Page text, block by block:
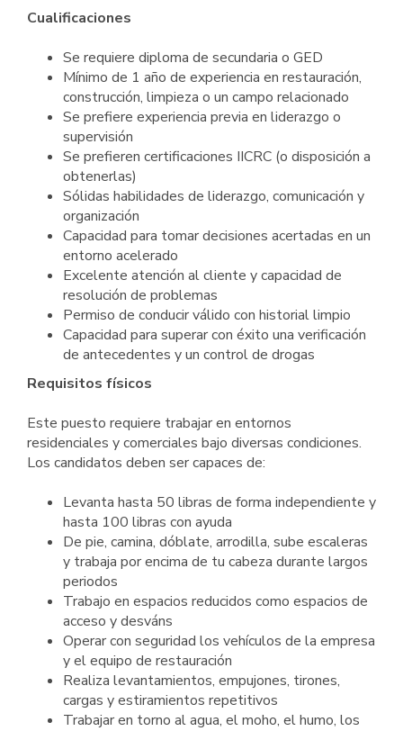
Cualificaciones
Se requiere diploma de secundaria o GED
Mínimo de 1 año de experiencia en restauración,
construcción, limpieza o un campo relacionado
Se prefiere experiencia previa en liderazgo o
supervisión
Se prefieren certificaciones IICRC (o disposición a
obtenerlas)
Sólidas habilidades de liderazgo, comunicación y
organización
Capacidad para tomar decisiones acertadas en un
entorno acelerado
Excelente atención al cliente y capacidad de
resolución de problemas
Permiso de conducir válido con historial limpio
Capacidad para superar con éxito una verificación
de antecedentes y un control de drogas
Requisitos físicos
Este puesto requiere trabajar en entornos
residenciales y comerciales bajo diversas condiciones.
Los candidatos deben ser capaces de:
Levanta hasta 50 libras de forma independiente y
hasta 100 libras con ayuda
De pie, camina, dóblate, arrodilla, sube escaleras
y trabaja por encima de tu cabeza durante largos
periodos
Trabajo en espacios reducidos como espacios de
acceso y desváns
Operar con seguridad los vehículos de la empresa
y el equipo de restauración
Realiza levantamientos, empujones, tirones,
cargas y estiramientos repetitivos
Trabajar en torno al agua, el moho, el humo, los